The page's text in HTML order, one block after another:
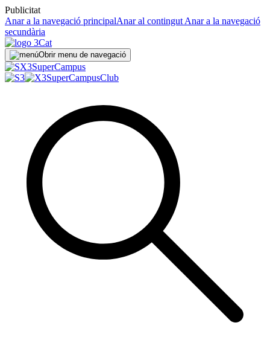
Publicitat
Anar a la navegació principalAnar al contingut Anar a la navegació
secundària
Obrir menu de navegació
SuperCampus
SuperCampusClub